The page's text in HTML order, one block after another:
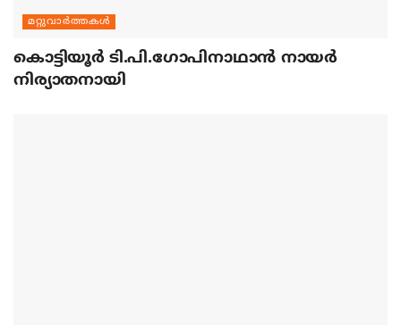
മറ്റുവാര്‍ത്തകള്‍
കൊട്ടിയൂര്‍ ടി.പി.ഗോപിനാഥാന്‍ നായര്‍
നിര്യാതനായി